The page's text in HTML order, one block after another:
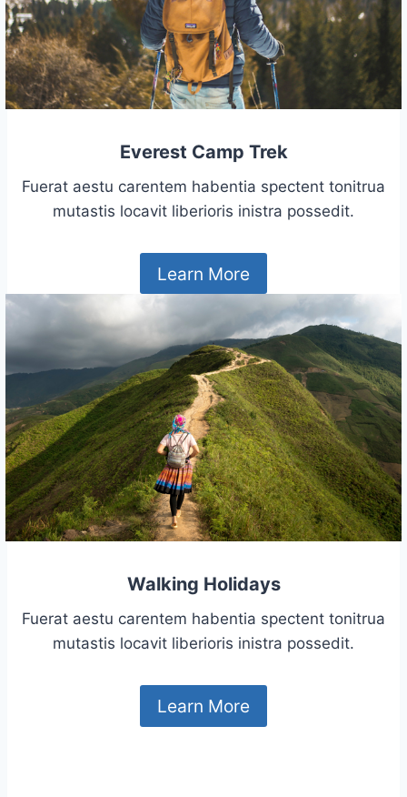
Everest Camp Trek
Fuerat aestu carentem habentia spectent tonitrua
mutastis locavit liberioris inistra possedit.
Learn More
Walking Holidays
Fuerat aestu carentem habentia spectent tonitrua
mutastis locavit liberioris inistra possedit.
Learn More